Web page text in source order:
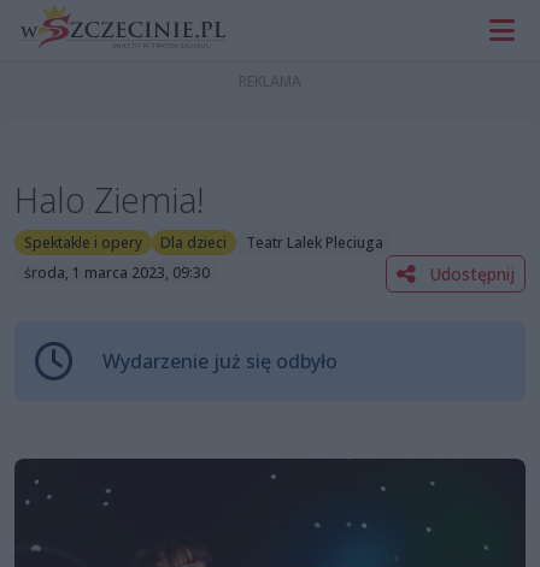
Halo Ziemia!
Spektakle i opery Dla dzieci
Teatr Lalek Pleciuga
środa, 1 marca 2023, 09:30
Udostępnij
Wydarzenie już się odbyło